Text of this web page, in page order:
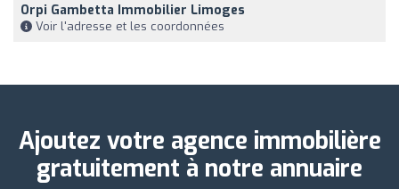
Orpi Gambetta Immobilier Limoges
Voir l'adresse et les coordonnées
Ajoutez votre agence immobilière
gratuitement à notre annuaire